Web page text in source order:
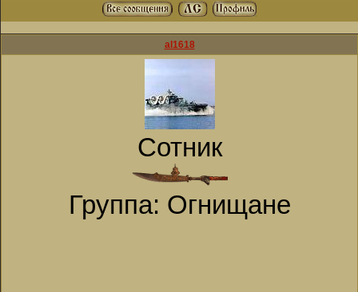
al1618
Сотник
Группа: Огнищане